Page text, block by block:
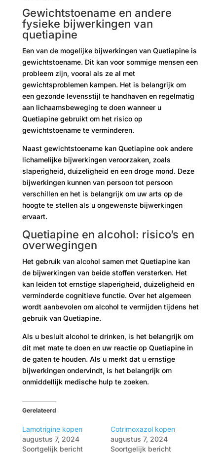
Gewichtstoename en andere
fysieke bijwerkingen van
quetiapine
Een van de mogelijke bijwerkingen van Quetiapine is
gewichtstoename. Dit kan voor sommige mensen een
probleem zijn, vooral als ze al met
gewichtsproblemen kampen. Het is belangrijk om
een ​​gezonde levensstijl te handhaven en regelmatig
aan lichaamsbeweging te doen wanneer u
Quetiapine gebruikt om het risico op
gewichtstoename te verminderen.
Naast gewichtstoename kan Quetiapine ook andere
lichamelijke bijwerkingen veroorzaken, zoals
slaperigheid, duizeligheid en een droge mond. Deze
bijwerkingen kunnen van persoon tot persoon
verschillen en het is belangrijk om uw arts op de
hoogte te stellen als u ongewenste bijwerkingen
ervaart.
Quetiapine en alcohol: risico’s en
overwegingen
Het gebruik van alcohol samen met Quetiapine kan
de bijwerkingen van beide stoffen versterken. Het
kan leiden tot ernstige slaperigheid, duizeligheid en
verminderde cognitieve functie. Over het algemeen
wordt aanbevolen om alcohol te vermijden tijdens het
gebruik van Quetiapine.
Als u besluit alcohol te drinken, is het belangrijk om
dit met mate te doen en uw reactie op Quetiapine in
de gaten te houden. Als u merkt dat u ernstige
bijwerkingen ondervindt, is het belangrijk om
onmiddellijk medische hulp te zoeken.
Gerelateerd
Lamotrigine kopen
augustus 7, 2024
Soortgelijk bericht
Cotrimoxazol kopen
augustus 7, 2024
Soortgelijk bericht